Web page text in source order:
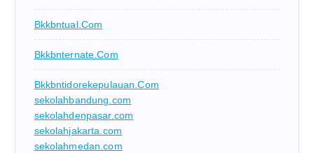
Bkkbntual.com
Bkkbnternate.com
Bkkbntidorekepulauan.com
sekolahbandung.com
sekolahdenpasar.com
sekolahjakarta.com
sekolahmedan.com